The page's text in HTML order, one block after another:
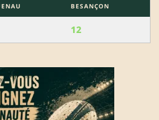
BESANÇON
12